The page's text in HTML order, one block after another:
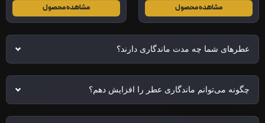
مشاهده محصول مشاهده محصول
عطرهای شما چه مدت ماندگاری دارند؟
چگونه می‌توانم ماندگاری عطر را افزایش دهم؟